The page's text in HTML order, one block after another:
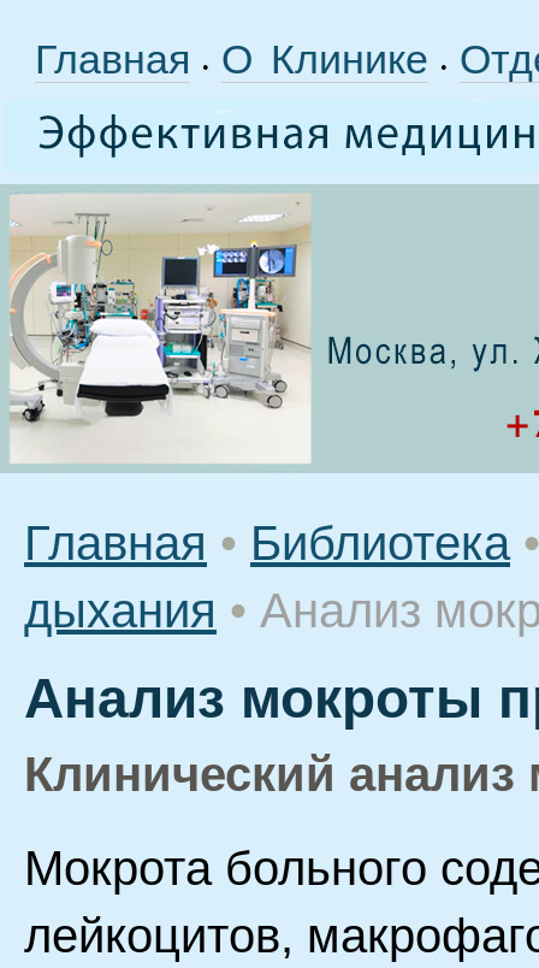
Главная • О Клинике •
Главная • Библиотека •
дыхания • Анализ
Анализ мокроты
Клинический анализ
Мокрота больного
лейкоцитов,